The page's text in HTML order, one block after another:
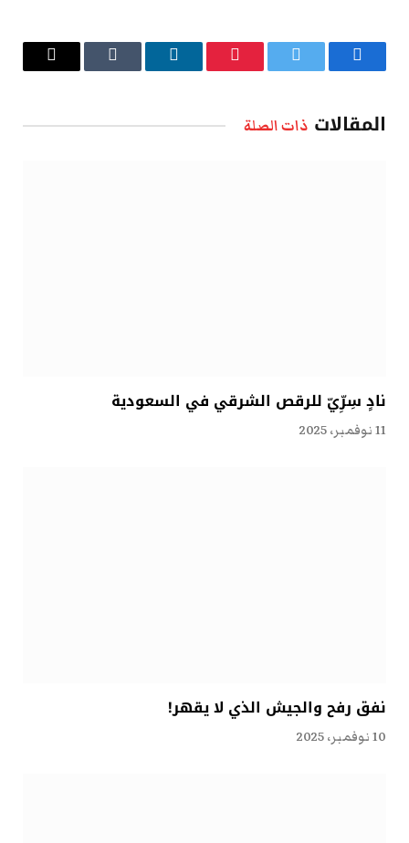
فيسبوك تويتر بينتيريستلينكدإن Tumblr
البريد
المقالات ذات الصلة
نادٍ سِرِّيّ للرقص الشرقي في السعودية
11 نوفمبر، 2025
نفق رفح والجيش الذي لا يقهر!
10 نوفمبر، 2025